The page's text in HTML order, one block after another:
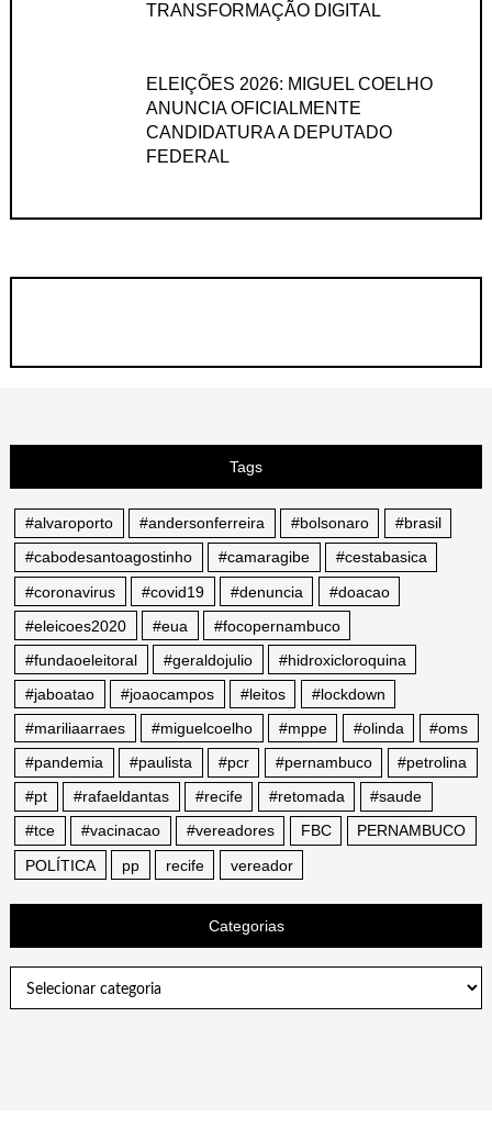
TRANSFORMAÇÃO DIGITAL
ELEIÇÕES 2026: MIGUEL COELHO
ANUNCIA OFICIALMENTE
CANDIDATURA A DEPUTADO
FEDERAL
Tags
#alvaroporto #andersonferreira #bolsonaro
#brasil
#cabodesantoagostinho
#camaragibe
#cestabasica
#coronavirus
#covid19 #denuncia
#doacao
#eleicoes2020
#eua
#focopernambuco
#fundaoeleitoral
#geraldojulio
#hidroxicloroquina
#jaboatao
#joaocampos #leitos
#lockdown
#mariliaarraes
#miguelcoelho #mppe #olinda
#oms
#pandemia
#paulista #pcr #pernambuco
#petrolina
#pt
#rafaeldantas #recife #retomada
#saude
#tce
#vacinacao #vereadores FBC
PERNAMBUCO
POLÍTICA
pp recife vereador
Categorias